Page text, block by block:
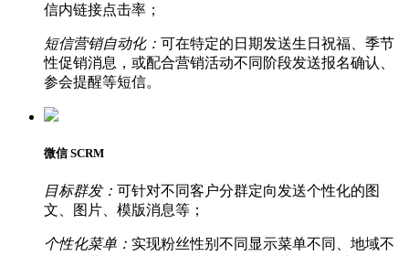
信内链接点击率；
短信营销自动化： 可在特定的日期发送生日祝福、季节
性促销消息，或配合营销活动不同阶段发送报名确认、
参会提醒等短信。
微信 SCRM
目标群发： 可针对不同客户分群定向发送个性化的图
文、图片、模版消息等；
个性化菜单： 实现粉丝性别不同显示菜单不同、地域不